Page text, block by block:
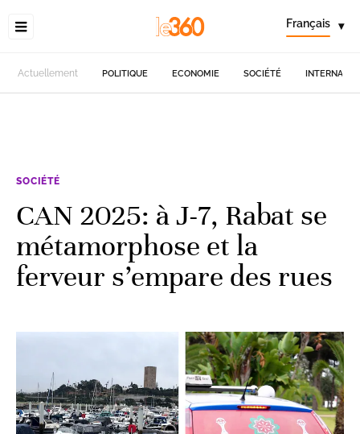
Français ▾
Actuellement POLITIQUE ECONOMIE SOCIÉTÉ
SOCIÉTÉ
CAN 2025: à J-7, Rabat se
métamorphose et la
ferveur s’empare des rues